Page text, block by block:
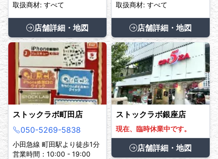
取扱商材: すべて
店舗詳細・地図
取扱商材: すべて
店舗詳細・地図
ストックラボ町田店
050-5269-5838
小田急線 町田駅より徒歩1分
営業時間：10:00 - 19:00
ストックラボ銀座店
現在、臨時休業中です。
店舗詳細・地図